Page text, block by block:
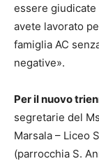
essere giudicate
avete lavorato
famiglia AC
negative».
Per il nuovo
segretarie del
Marsala – Liceo
(parrocchia S.